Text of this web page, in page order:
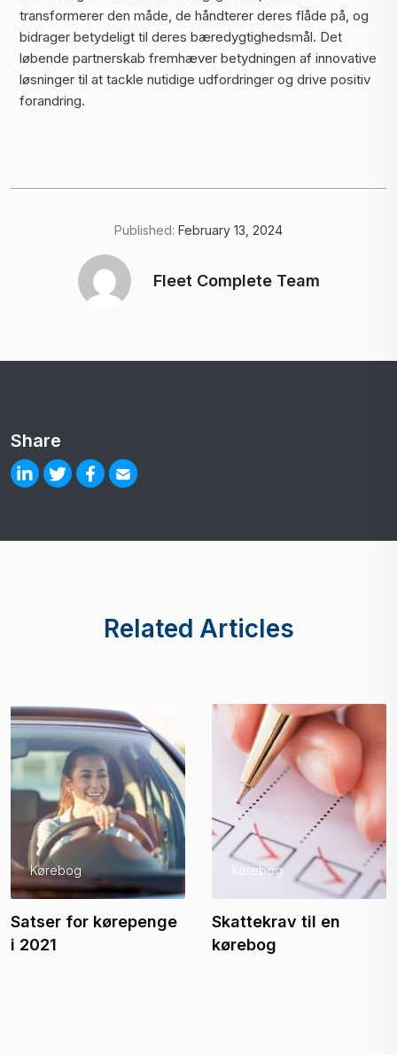
transformerer den måde, de håndterer deres flåde på, og
bidrager betydeligt til deres bæredygtighedsmål. Det
løbende partnerskab fremhæver betydningen af innovative
løsninger til at tackle nutidige udfordringer og drive positiv
forandring.
Fleet Complete Team
Published: February 13, 2024
Share
Related Articles
Kørebog
Satser for kørepenge
i 2021
Kørebog
Skattekrav til en
kørebog